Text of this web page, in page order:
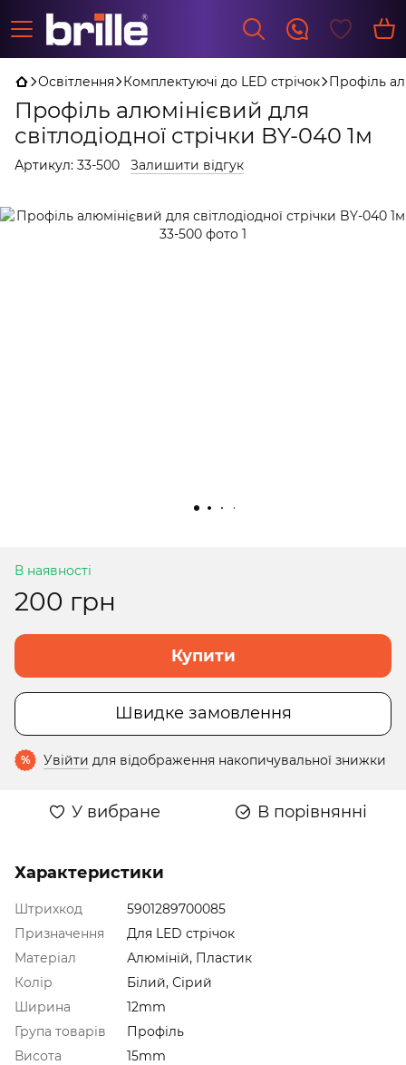
Освітлення Комплектуючі до LED стрічок Профіль
Профіль алюмінієвий для
світлодіодної стрічки BY-040 1м
Артикул: 33-500 Залишити відгук
В наявності
200 грн
Купити
Швидке замовлення
% Увійти для відображення накопичувальної знижки
У вибране В порівнянні
Характеристики
Штрихкод
5901289700085
Призначення
Для LED стрічок
Матеріал
Алюміній, Пластик
Колір
Білий, Сірий
Ширина
12mm
Група товарів
Профіль
Висота
15mm